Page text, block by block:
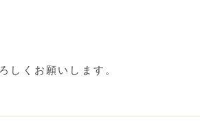
しくお願いします。